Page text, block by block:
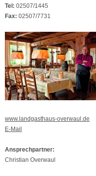
Tel: 02507/1445
Fax: 02507/7731
www.landgasthaus-overwaul.de
E-Mail
Ansprechpartner:
Christian Overwaul